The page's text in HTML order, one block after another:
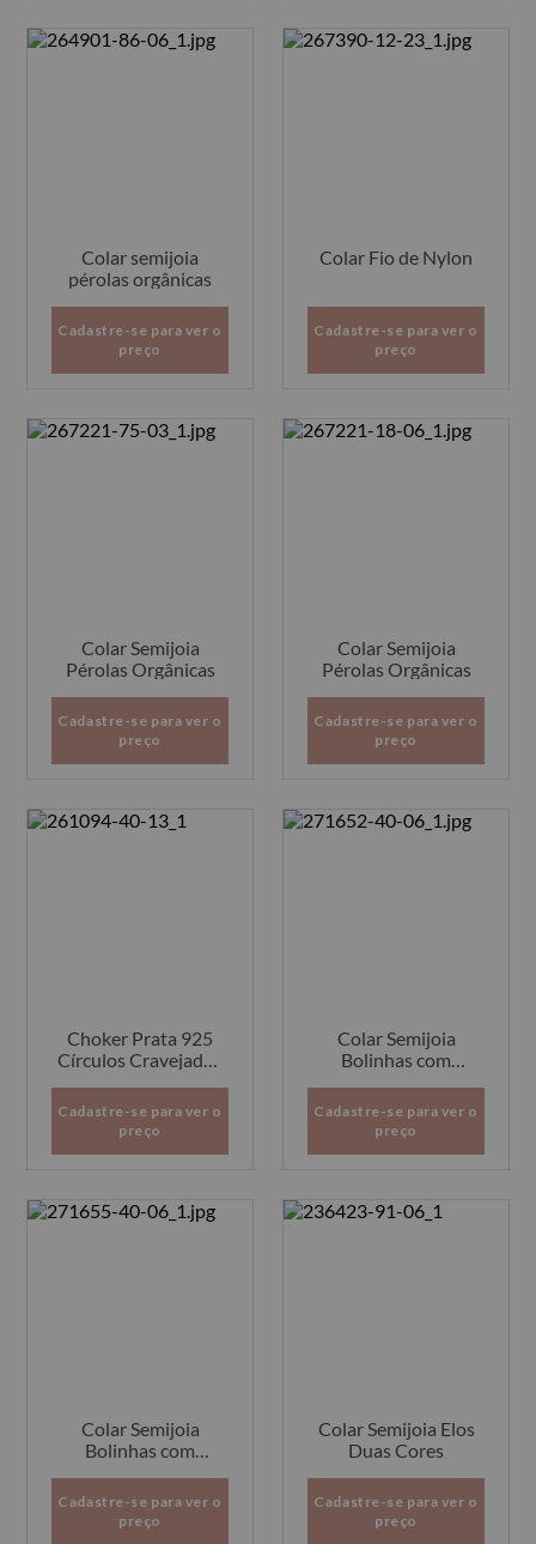
Colar semijoia
pérolas orgânicas
Cadastre-se para ver o
preço
Colar Fio de Nylon
Cadastre-se para ver o
preço
Colar Semijoia
Pérolas Orgânicas
Cadastre-se para ver o
preço
Colar Semijoia
Pérolas Orgânicas
Cadastre-se para ver o
preço
Choker Prata 925
Círculos Cravejados
Cadastre-se para ver o
preço
Colar Semijoia
Bolinhas com
Cadastre-se para ver o
preço
Colar Semijoia
Bolinhas com
Cadastre-se para ver o
preço
Colar Semijoia Elos
Duas Cores
Cadastre-se para ver o
preço